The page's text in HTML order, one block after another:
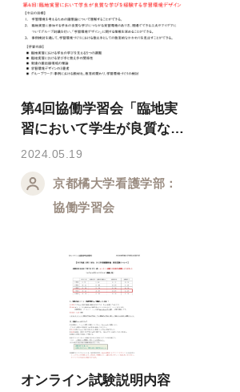
第4回協働学習会「臨地実
習において学生が良質な学
びを経験する学習環境」
2024.05.19
京都橘大学看護学部：
協働学習会
オンライン試験説明内容